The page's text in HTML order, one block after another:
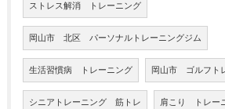
ストレス解消 トレーニング
岡山市 北区 パーソナルトレーニングジム
生活習慣病 トレーニング 岡山市 ゴルフト
シニアトレーニング 筋トレ 肩こり トレー